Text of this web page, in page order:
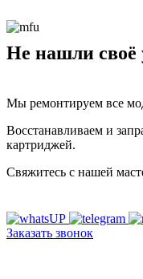
Не нашли своё
Мы ремонтируем все
Восстанавливаем и
картриджей.
Свяжитесь с нашей
Заказать звонок